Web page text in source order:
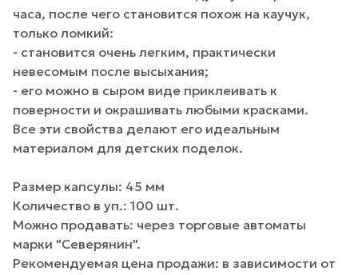
часа, после чего становится похож на каучук,
только ломкий:
- становится очень легким, практически
невесомым после высыхания;
- его можно в сыром виде приклеивать к
поверности и окрашивать любыми красками.
Все эти свойства делают его идеальным
материалом для детских поделок.
Размер капсулы: 45 мм
Количество в уп.: 100 шт.
Можно продавать: через торговые автоматы
марки "Северянин".
Рекомендуемая цена продажи: в зависимости от